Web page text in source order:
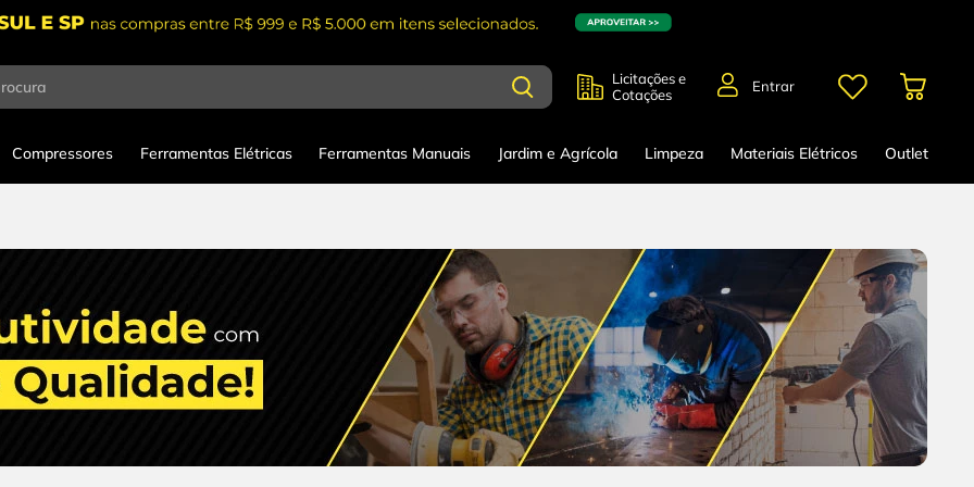
Licitações e
Cotações
Entrar
Compressores Ferramentas Elétricas Ferramentas Manuais Jardim e Agrícola Limpeza Materiais Elétricos Outlet